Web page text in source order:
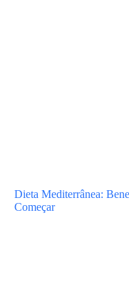
Dieta Mediterrânea:
Começar